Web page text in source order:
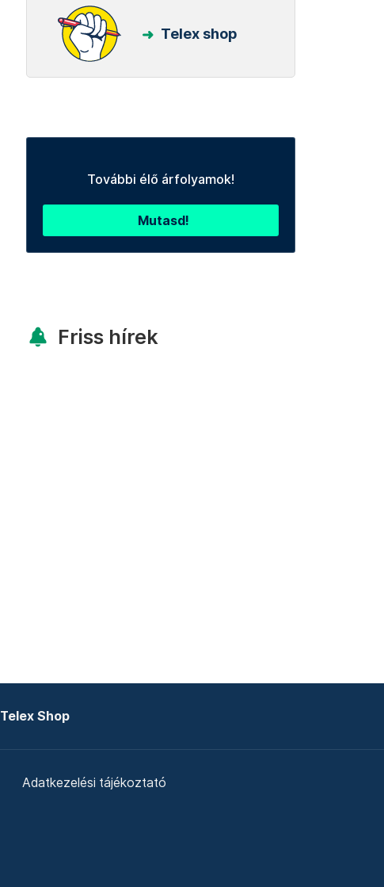
Telex shop
További élő árfolyamok!
Mutasd!
Friss hírek
Telex Shop
Adatkezelési tájékoztató